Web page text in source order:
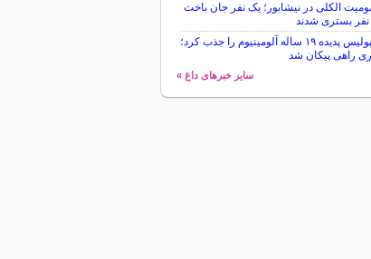
الکلی در نیشابور؛ یک نفر جان باخت
پرسپولیس پدیده ۱۹ ساله آلومینیوم را جذب کرد؛
راهی پیکان شد
سایر خبرهای داغ »